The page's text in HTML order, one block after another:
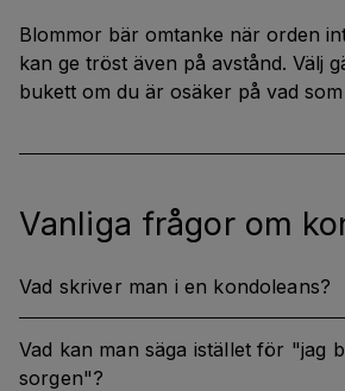
Blommor bär omtanke när orden
kan ge tröst även på avstånd. Välj
bukett om du är osäker på vad som
Vanliga frågor om
Vad skriver man i en kondoleans?
Vad kan man säga istället för "jag
sorgen"?